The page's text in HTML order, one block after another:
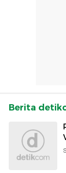
Berita